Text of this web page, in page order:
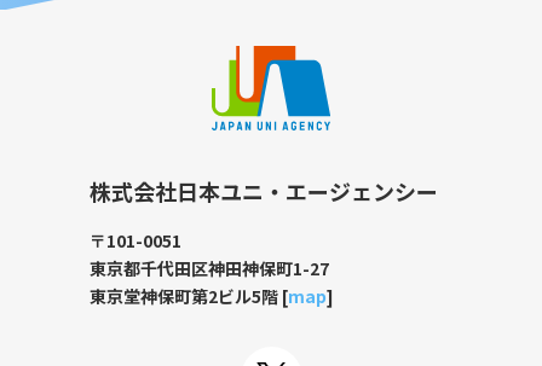
株式会社日本ユニ・エージェンシー
〒101-0051
東京都千代田区神田神保町1-27
東京堂神保町第2ビル5階 [map]